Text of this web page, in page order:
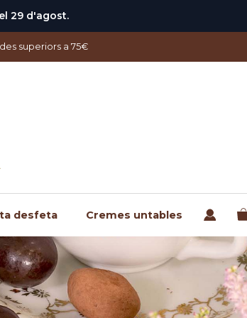
29 d'agost.
superiors a 75€
desfeta Cremes untables